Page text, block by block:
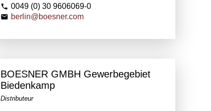
0049 (0) 30 9606069-0
berlin@boesner.com
BOESNER GMBH Gewerbegebiet
Biedenkamp
Distributeur